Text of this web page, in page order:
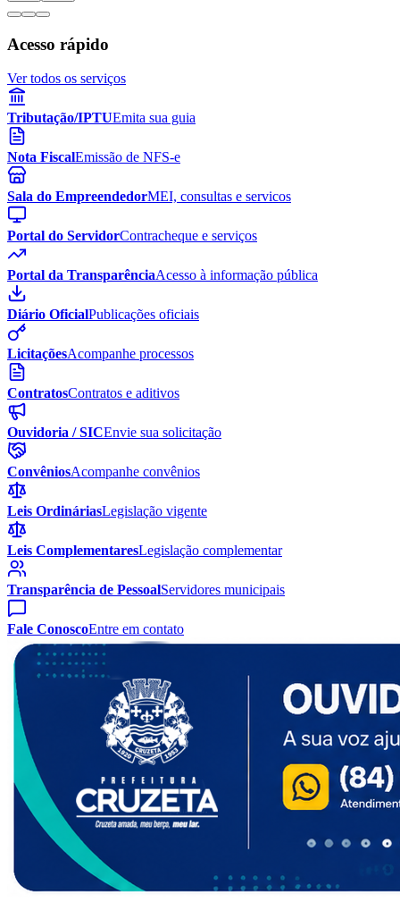
Acesso rápido
Ver todos os serviços
Tributação/IPTUEmita sua guia
Nota FiscalEmissão de NFS-e
Sala do EmpreendedorMEI, consultas e servicos
Portal do ServidorContracheque e serviços
Portal da TransparênciaAcesso à informação pública
Diário OficialPublicações oficiais
LicitaçõesAcompanhe processos
ContratosContratos e aditivos
Ouvidoria / SICEnvie sua solicitação
ConvêniosAcompanhe convênios
Leis OrdináriasLegislação vigente
Leis ComplementaresLegislação complementar
Transparência de PessoalServidores municipais
Fale ConoscoEntre em contato